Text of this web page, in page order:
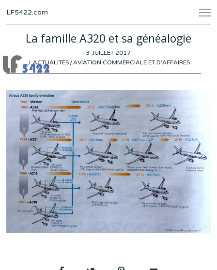
LF5422.com
La famille A320 et sa généalogie
POSTED
ON
3 JUILLET 2017
ACTUALITÉS /AVIATION COMMERCIALE ET D'AFFAIRES